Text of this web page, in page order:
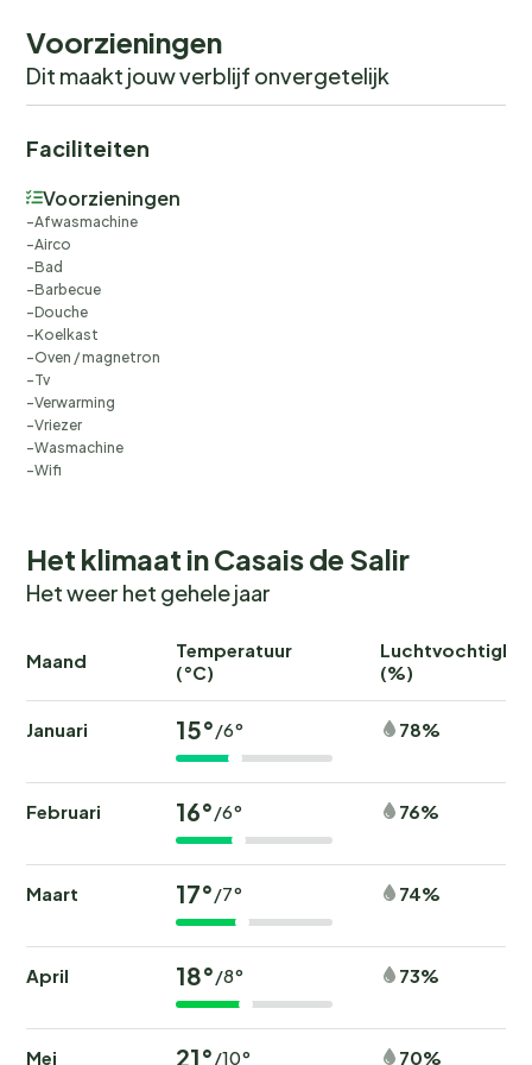
Voorzieningen
Dit maakt jouw verblijf onvergetelijk
Faciliteiten
Voorzieningen
Afwasmachine
Airco
Bad
Barbecue
Douche
Koelkast
Oven / magnetron
Tv
Verwarming
Vriezer
Wasmachine
Wifi
Het klimaat in Casais de Salir
Het weer het gehele jaar
Maand
Temperatuur
(°C)
(%)
Januari 15°/6° 78%
Februari 16°/6° 76%
Maart 17°/7° 74%
April 18°/8° 73%
Mei 21°/10° 70%